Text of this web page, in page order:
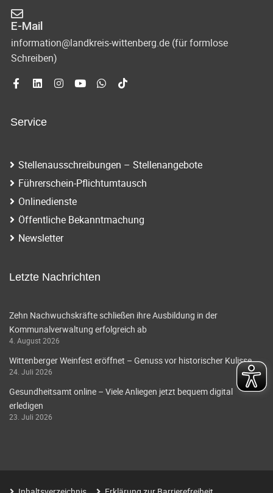
E-Mail
information@landkreis-wittenberg.de (für formlose
Schreiben)
Service
Stellenausschreibungen – Stellenangebote
Führerschein-Pflichtumtausch
Onlinedienste
Öffentliche Bekanntmachung
Newsletter
Letzte Nachrichten
Zehn Nachwuchskräfte schließen ihre Ausbildung in der
Kommunalverwaltung erfolgreich ab
4. August 2026
Wittenberger Weinfest eröffnet – Genuss vor historischer Kulisse
24. Juli 2026
Gesundheitsamt online – Viele Anliegen jetzt bequem digital
erledigen
23. Juli 2026